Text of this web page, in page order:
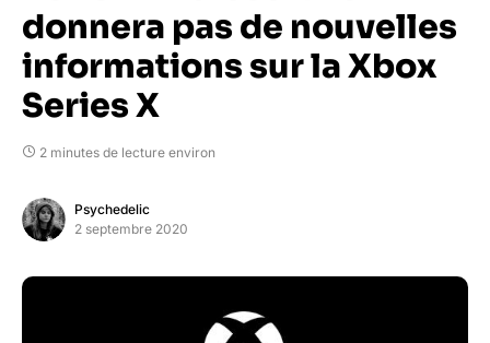
donnera pas de nouvelles
informations sur la Xbox
Series X
2 minutes de lecture environ
Psychedelic
2 septembre 2020